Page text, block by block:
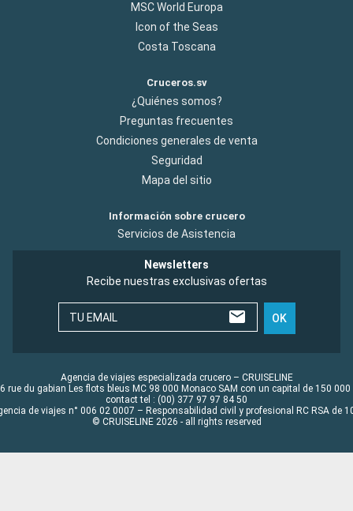
MSC World Europa
Icon of the Seas
Costa Toscana
Cruceros.sv
¿Quiénes somos?
Preguntas frecuentes
Condiciones generales de venta
Seguridad
Mapa del sitio
Información sobre crucero
Servicios de Asistencia
Newsletters
Recibe nuestras exclusivas ofertas
TU EMAIL OK
Agencia de viajes especializada crucero – CRUISELINE
rue du gabian Les flots bleus MC 98 000 Monaco SAM con un capital de 150 000
contact tel : (00) 377 97 97 84 50
de viajes n° 006 02 0007 – Responsabilidad civil y profesional RC RSA de
© CRUISELINE 2026 - all rights reserved